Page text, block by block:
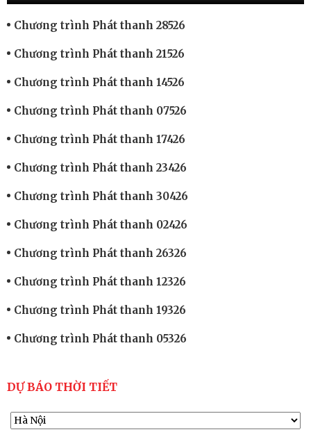
Chương trình Phát thanh 28526
Chương trình Phát thanh 21526
Chương trình Phát thanh 14526
Chương trình Phát thanh 07526
Chương trình Phát thanh 17426
Chương trình Phát thanh 23426
Chương trình Phát thanh 30426
Chương trình Phát thanh 02426
Chương trình Phát thanh 26326
Chương trình Phát thanh 12326
Chương trình Phát thanh 19326
Chương trình Phát thanh 05326
DỰ BÁO THỜI TIẾT